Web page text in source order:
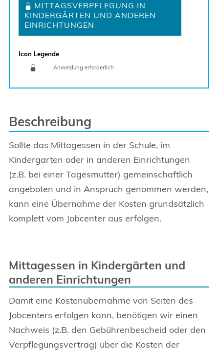
MITTAGSVERPFLEGUNG IN
KINDERGÄRTEN UND ANDEREN
EINRICHTUNGEN
Icon Legende
Anmeldung erforderlich
Beschreibung
Sollte das Mittagessen in der Schule, im
Kindergarten oder in anderen Einrichtungen
(z.B. bei einer Tagesmutter) gemeinschaftlich
angeboten und in Anspruch genommen werden,
kann eine Übernahme der Kosten grundsätzlich
komplett vom Jobcenter aus erfolgen.
Mittagessen in Kindergärten und
anderen Einrichtungen
Damit eine Kostenübernahme von Seiten des
Jobcenters erfolgen kann, benötigen wir einen
Nachweis (z.B. den Gebührenbescheid oder den
Verpflegungsvertrag) über die Kosten der